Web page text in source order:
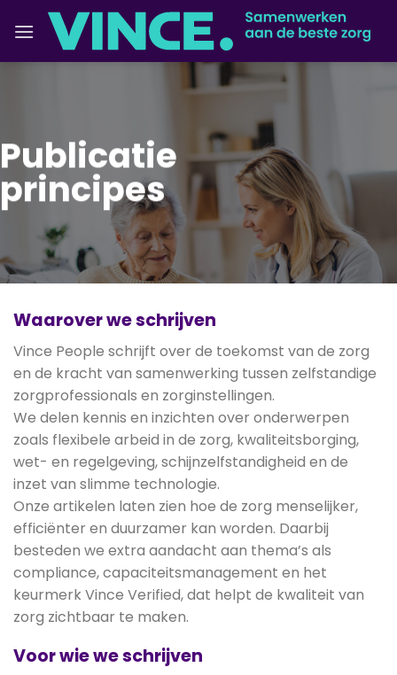
naar
Publicatie
principes
Waarover we schrijven
Vince People schrijft over de toekomst van de zorg
en de kracht van samenwerking tussen zelfstandige
zorgprofessionals en zorginstellingen.
We delen kennis en inzichten over onderwerpen
zoals flexibele arbeid in de zorg, kwaliteitsborging,
wet- en regelgeving, schijnzelfstandigheid en de
inzet van slimme technologie.
Onze artikelen laten zien hoe de zorg menselijker,
efficiënter en duurzamer kan worden. Daarbij
besteden we extra aandacht aan thema’s als
compliance, capaciteitsmanagement en het
keurmerk Vince Verified, dat helpt de kwaliteit van
zorg zichtbaar te maken.
Voor wie we schrijven